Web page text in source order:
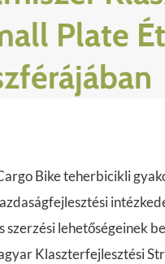
Plate
Bike teherbicikli
lehetőségeinek
Klaszterfejlesztési